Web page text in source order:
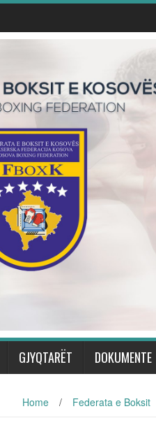
GJYQTARËT DOKUMENTE
Home / Federata e Boksit